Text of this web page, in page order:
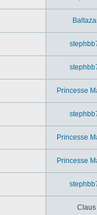
Princesse
Princesse
Princesse
Claus